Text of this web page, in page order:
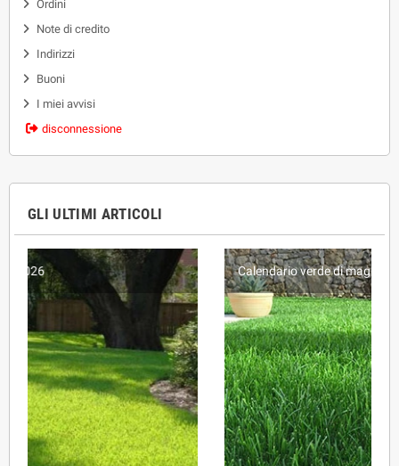
Ordini
Note di credito
Indirizzi
Buoni
I miei avvisi
disconnessione
GLI ULTIMI ARTICOLI
Calendario verde di maggio 2026